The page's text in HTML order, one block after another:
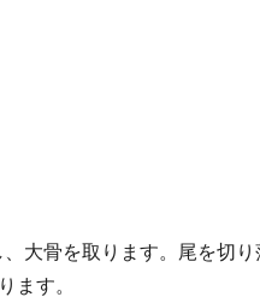
、大骨を取ります。尾を切
ます。